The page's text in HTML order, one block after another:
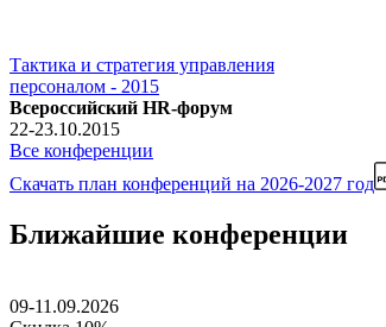
Тактика и стратегия управления
персоналом - 2015
Всероссийский HR-форум
22-23.10.2015
Все конференции
Скачать план конференций на 2026-2027 год
Ближайшие конференции
09-11.09.2026